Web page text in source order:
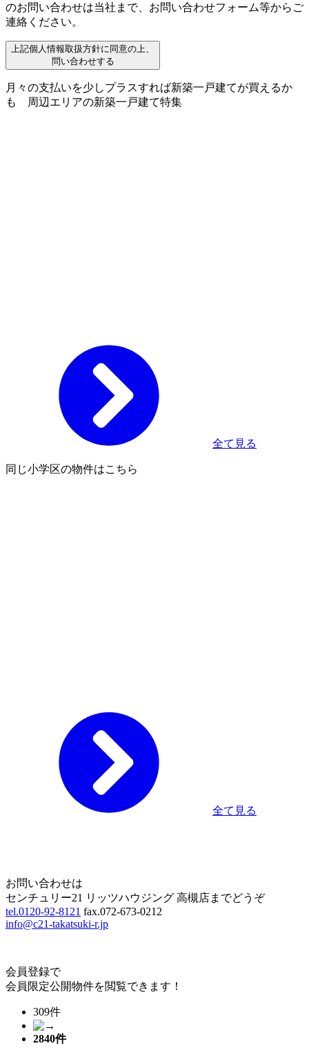
のお問い合わせは当社まで、お問い合わせフォーム等からご
連絡ください。
上記個人情報取扱方針に同意の上、
問い合わせする
月々の支払いを少しプラスすれば新築一戸建てが買えるか
も
周辺エリアの新築一戸建て特集
全て見る
同じ小学区の物件はこちら
全て見る
お問い合わせは
センチュリー21 リッツハウジング 高槻店までどうぞ
tel.0120-92-8121 fax.072-673-0212
info@c21-takatsuki-r.jp
会員登録で
会員限定公開物件を閲覧できます！
309件
2840件